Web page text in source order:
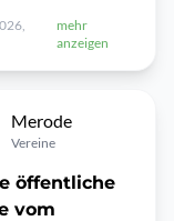
mehr
anzeigen
Merode
Vereine
öffentliche
vom